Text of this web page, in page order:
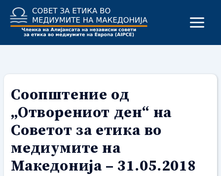
content
Соопштение од
„Отворениот ден“ на
Советот за етика во
медиумите на
Македонија – 31.05.2018